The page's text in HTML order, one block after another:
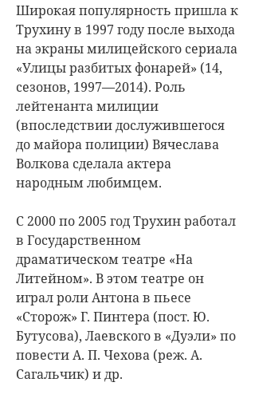
Широкая популярность пришла к
Трухину в 1997 году после выхода
на экраны милицейского сериала
«Улицы разбитых фонарей» (14,
сезонов, 1997—2014). Роль
лейтенанта милиции
(впоследствии дослужившегося
до майора полиции) Вячеслава
Волкова сделала актера
народным любимцем.
С 2000 по 2005 год Трухин работал
в Государственном
драматическом театре «На
Литейном». В этом театре он
играл роли Антона в пьесе
«Сторож» Г. Пинтера (пост. Ю.
Бутусова), Лаевского в «Дуэли» по
повести А. П. Чехова (реж. А.
Сагальчик) и др.